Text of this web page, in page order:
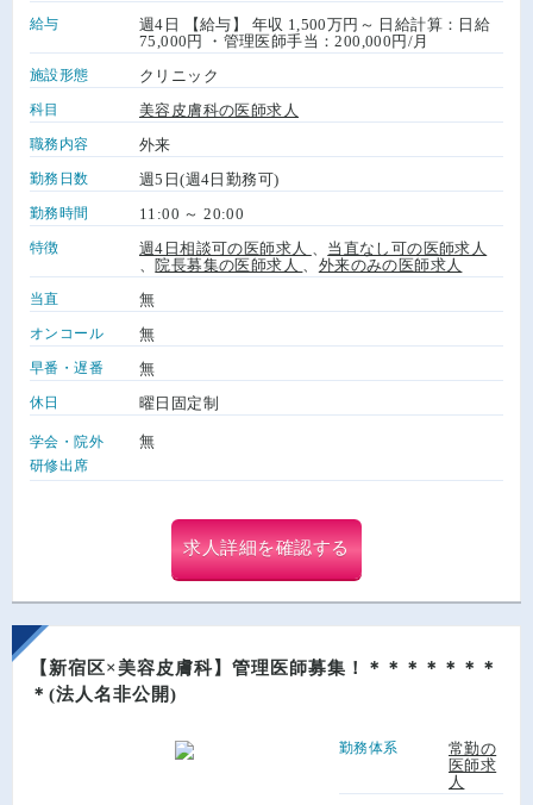
給与
週4日 【給与】 年収 1,500万円～ 日給計算：日給
75,000円 ・管理医師手当：200,000円/月
施設形態 クリニック
科目 美容皮膚科の医師求人
職務内容 外来
勤務日数 週5日(週4日勤務可)
勤務時間 11:00 ～ 20:00
特徴 週4日相談可の医師求人
当直なし可の医師求人
院長募集の医師求人 外来のみの医師求人
当直 無
オンコール 無
早番・遅番 無
休日 曜日固定制
学会・院外
研修出席
無
求人詳細を確認する
【新宿区×美容皮膚科】管理医師募集！＊＊＊＊＊＊＊
＊(法人名非公開)
勤務体系
常勤の
医師求
人